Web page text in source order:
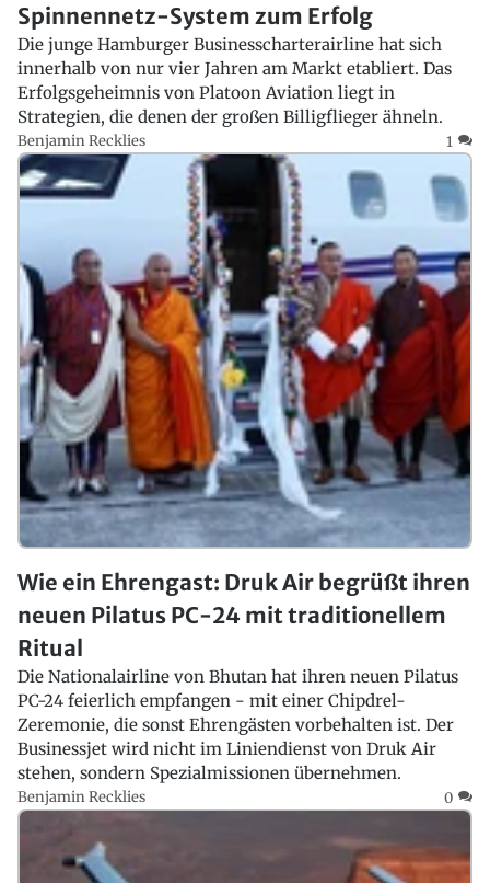
Spinnennetz-System zum Erfolg
Die junge Hamburger Businesscharterairline hat sich
innerhalb von nur vier Jahren am Markt etabliert. Das
Erfolgsgeheimnis von Platoon Aviation liegt in
Strategien, die denen der großen Billigflieger ähneln.
Benjamin Recklies 1
Wie ein Ehrengast: Druk Air begrüßt ihren
neuen Pilatus PC-24 mit traditionellem
Ritual
Die Nationalairline von Bhutan hat ihren neuen Pilatus
PC-24 feierlich empfangen - mit einer Chipdrel-
Zeremonie, die sonst Ehrengästen vorbehalten ist. Der
Businessjet wird nicht im Liniendienst von Druk Air
stehen, sondern Spezialmissionen übernehmen.
Benjamin Recklies 0